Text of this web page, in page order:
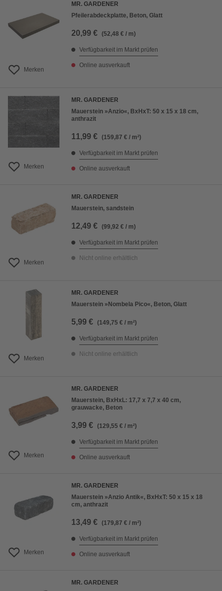
Merken
MR. GARDENER
Pfeilerabdeckplatte, Beton, Glatt
20,99 € (52,48 € / m)
Verfügbarkeit im Markt prüfen
Online ausverkauft
Merken
MR. GARDENER
Mauerstein »Anzio«, BxHxT: 50 x 15 x 18 cm,
anthrazit
11,99 € (159,87 € / m²)
Verfügbarkeit im Markt prüfen
Online ausverkauft
Merken
MR. GARDENER
Mauerstein, sandstein
12,49 € (99,92 € / m)
Verfügbarkeit im Markt prüfen
Nicht online erhältlich
Merken
MR. GARDENER
Mauerstein »Nombela Pico«, Beton, Glatt
5,99 € (149,75 € / m²)
Verfügbarkeit im Markt prüfen
Nicht online erhältlich
Merken
MR. GARDENER
Mauerstein, BxHxL: 17,7 x 7,7 x 40 cm,
grauwacke, Beton
3,99 € (129,55 € / m²)
Verfügbarkeit im Markt prüfen
Online ausverkauft
Merken
MR. GARDENER
Mauerstein »Anzio Antik«, BxHxT: 50 x 15 x 18
cm, anthrazit
13,49 € (179,87 € / m²)
Verfügbarkeit im Markt prüfen
Online ausverkauft
MR. GARDENER